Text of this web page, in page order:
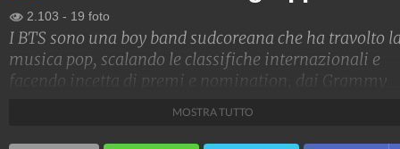
2.103 - 19 foto
I BTS sono una boy band sudcoreana che ha travolto
musica pop, scalando le classifiche internazionali e
facendo incetta di premi e nomination, dai Grammy
corteggiati da tutti i brand della moda, che fanno a
MOSTRA TUTTO